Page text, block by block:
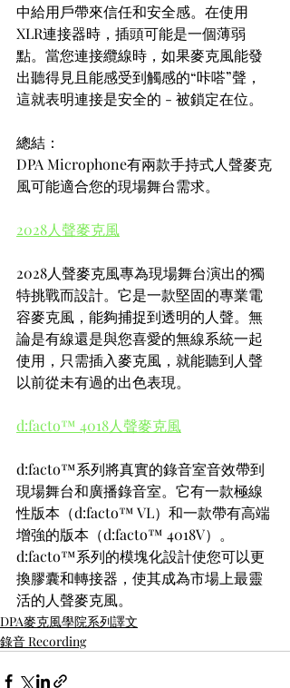
中給用戶帶來信任和安全感。在使用
XLR連接器時，插頭可能是一個薄弱
點。當您連接纜線時，如果麥克風能發
出聽得見且能感受到觸感的“咔嗒”聲，
這就表明連接是安全的 - 被鎖定在位。
總結：
DPA Microphone有兩款手持式人聲麥克
風可能適合您的現場舞台需求。
2028人聲麥克風
2028人聲麥克風專為現場舞台演出的獨
特挑戰而設計。它是一款堅固的專業電
容麥克風，能夠捕捉到透明的人聲。無
論是有線還是與您喜愛的無線系統一起
使用，只需插入麥克風，就能聽到人聲
以前從未有過的出色表現。
d:facto™ 4018人聲麥克風
d:facto™系列將真實的錄音室音效帶到
現場舞台和廣播錄音室。它有一款極線
性版本（d:facto™ VL）和一款帶有高端
增強的版本（d:facto™ 4018V）。
d:facto™系列的模塊化設計使您可以更
換膠囊和轉接器，使其成為市場上最靈
活的人聲麥克風。
DPA麥克風學院系列譯文
錄音 Recording